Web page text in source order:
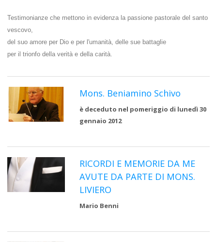
Testimonianze che mettono in evidenza la passione pastorale del santo
vescovo,
del suo amore per Dio e per l'umanità, delle sue battaglie
per il trionfo della verità e della carità.
Mons. Beniamino Schivo
è deceduto nel pomeriggio di lunedì 30
gennaio 2012
RICORDI E MEMORIE DA ME
AVUTE DA PARTE DI MONS.
LIVIERO
Mario Benni